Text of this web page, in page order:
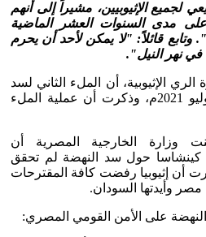
لجميع الإثيوبيين، مشيراً إلى أنهم
على مدى السنوات العشر الماضية
وتابع قائلاً: "لا يمكن لأحد أن يحرم
".
الإثيوبية، أن الملء الثاني لسد
النهضة سيتم في موعده، يوليو 2021م، وذكرت أن عملية الملء
وزارة الخارجية المصرية أن
حول سد النهضة لم تحقق
أن إثيوبيا رفضت كافة المقترحات
مصر وأيدتها السودان.
النهضة على الأمن القومي المصري: